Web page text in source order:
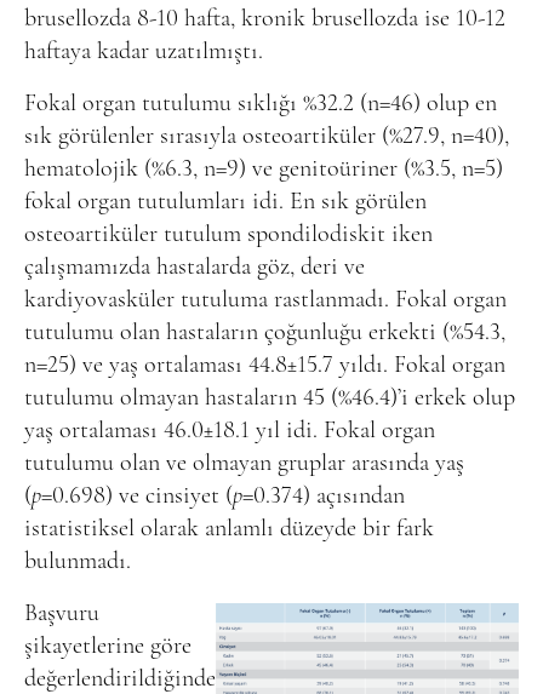
brusellozda 8-10 hafta, kronik brusellozda ise 10-12
haftaya kadar uzatılmıştı.
Fokal organ tutulumu sıklığı %32.2 (n=46) olup en
sık görülenler sırasıyla osteoartiküler (%27.9, n=40),
hematolojik (%6.3, n=9) ve genitoüriner (%3.5, n=5)
fokal organ tutulumları idi. En sık görülen
osteoartiküler tutulum spondilodiskit iken
çalışmamızda hastalarda göz, deri ve
kardiyovasküler tutuluma rastlanmadı. Fokal organ
tutulumu olan hastaların çoğunluğu erkekti (%54.3,
n=25) ve yaş ortalaması 44.8±15.7 yıldı. Fokal organ
tutulumu olmayan hastaların 45 (%46.4)’i erkek olup
yaş ortalaması 46.0±18.1 yıl idi. Fokal organ
tutulumu olan ve olmayan gruplar arasında yaş
(p=0.698) ve cinsiyet (p=0.374) açısından
istatistiksel olarak anlamlı düzeyde bir fark
bulunmadı.
Başvuru
şikayetlerine göre
değerlendirildiğinde